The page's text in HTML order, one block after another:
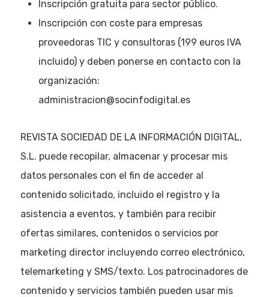
Inscripción gratuita para sector público.
Inscripción con coste para empresas
proveedoras TIC y consultoras (199 euros IVA
incluido) y deben ponerse en contacto con la
organización:
administracion@socinfodigital.es
REVISTA SOCIEDAD DE LA INFORMACIÓN DIGITAL,
S.L. puede recopilar, almacenar y procesar mis
datos personales con el fin de acceder al
contenido solicitado, incluido el registro y la
asistencia a eventos, y también para recibir
ofertas similares, contenidos o servicios por
marketing director incluyendo correo electrónico,
telemarketing y SMS/texto. Los patrocinadores de
contenido y servicios también pueden usar mis
Noticias
Quiénes